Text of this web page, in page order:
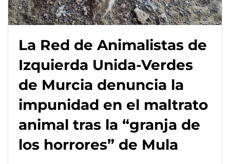
La Red de Animalistas de
Izquierda Unida-Verdes
de Murcia denuncia la
impunidad en el maltrato
animal tras la “granja de
los horrores” de Mula